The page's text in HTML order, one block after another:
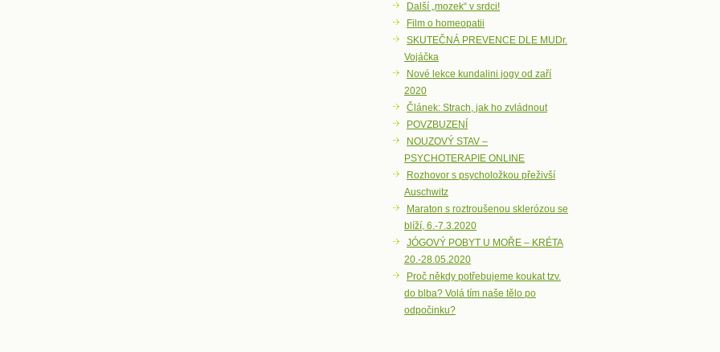
Další „mozek“ v srdci!
Film o homeopatii
SKUTEČNÁ PREVENCE DLE MUDr.
Vojáčka
Nové lekce kundalini jogy od zaří
2020
Článek: Strach, jak ho zvládnout
POVZBUZENÍ
NOUZOVÝ STAV –
PSYCHOTERAPIE ONLINE
Rozhovor s psycholožkou přeživší
Auschwitz
Maraton s roztroušenou sklerózou se
blíží, 6.-7.3.2020
JÓGOVÝ POBYT U MOŘE – KRÉTA
20.-28.05.2020
Proč někdy potřebujeme koukat tzv.
do blba? Volá tím naše tělo po
odpočinku?